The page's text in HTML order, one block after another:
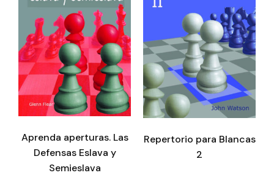
Aprenda aperturas. Las
Defensas Eslava y
Semieslava
Repertorio para Blancas
2